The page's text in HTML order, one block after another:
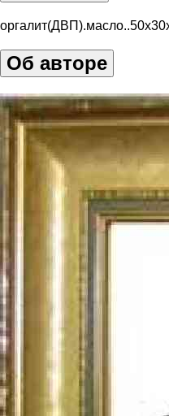
Об авторе